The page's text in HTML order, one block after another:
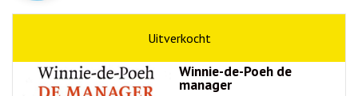
Winnie-de-Poeh de
manager